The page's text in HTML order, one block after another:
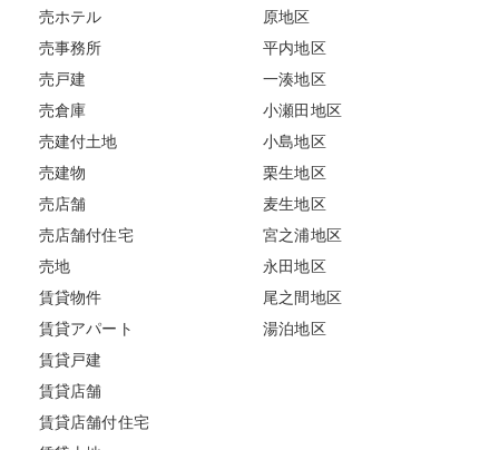
売ホテル
売事務所
売戸建
売倉庫
売建付土地
売建物
売店舗
売店舗付住宅
売地
賃貸物件
賃貸アパート
賃貸戸建
賃貸店舗
賃貸店舗付住宅
原地区
平内地区
一湊地区
小瀬田地区
小島地区
栗生地区
麦生地区
宮之浦地区
永田地区
尾之間地区
湯泊地区